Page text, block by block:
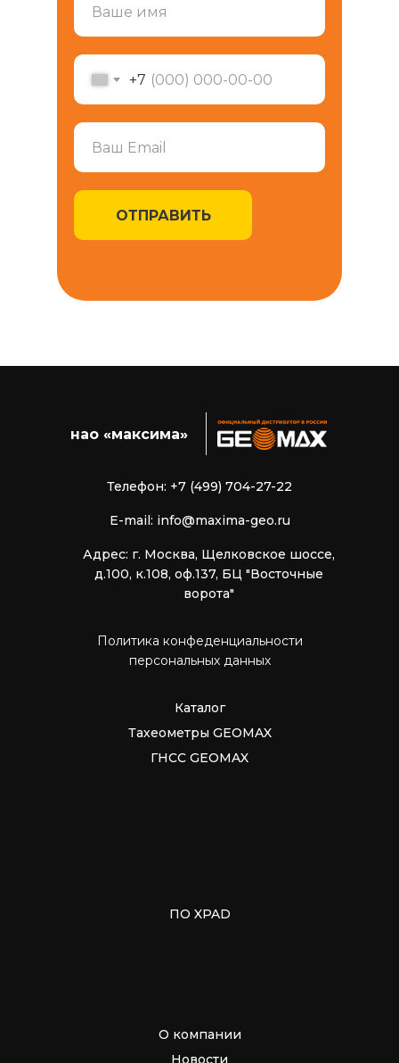
+7
ОТПРАВИТЬ
нао «максима»
Телефон: +7 (499) 704-27-22
E-mail: info@maxima-geo.ru
Адрес: г. Москва, Щелковское шоссе,
д.100, к.108, оф.137, БЦ "Восточные
ворота"
Политика конфеденциальности
персональных данных
Каталог
О компании
Тахеометры GEOMAX
ГНСС GEOMAX
ПО XPAD
Новости